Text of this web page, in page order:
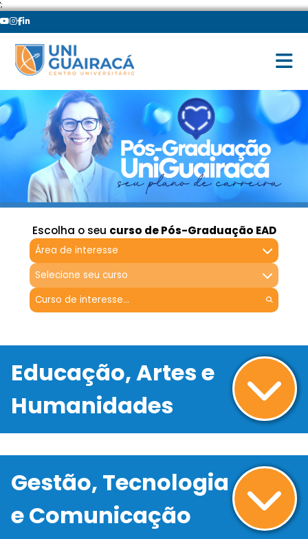
';
Escolha o seu curso de Pós-Graduação EAD
Área de interesse
Selecione seu curso
Educação, Artes e
Humanidades
Gestão, Tecnologia
e Comunicação